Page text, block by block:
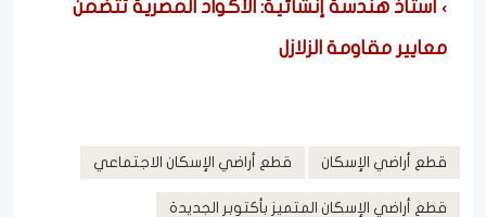
أستاذ هندسة إنشائية: الأكواد المصرية تتضمن
معايير مقاومة الزلازل
قطع أراضي الإسكان قطع أراضي الإسكان الاجتماعي
قطع أراضي الإسكان المتميز بأكتوبر الجديدة